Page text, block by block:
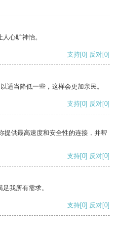
心旷神怡。
支持[0] 反对[0]
适当降低一些，这样会更加亲民。
支持[0] 反对[0]
提供最高速度和安全性的连接，并帮
支持[0] 反对[0]
我所有需求。
支持[0] 反对[0]